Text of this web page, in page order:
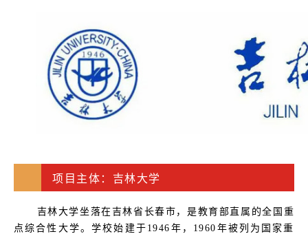
项目主体：吉林大学
吉林大学坐落在吉林省长春市，是教育部直属的全国重
点综合性大学。学校始建于1946年，1960年被列为国家重